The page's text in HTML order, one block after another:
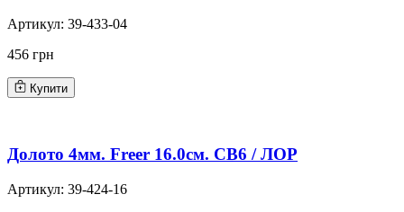
Артикул: 39-433-04
456 грн
Купити
Долото 4мм. Freer 16.0см. CB6 / ЛОР
Артикул: 39-424-16